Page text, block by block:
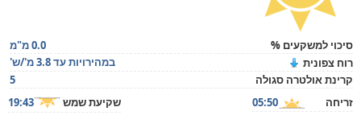
סיכוי למשקעים %
0.0 מ"מ
רוח צפונית
במהירויות עד 3.8 מ'/ש'
קרינת אולטרה סגולה
5
זריחה
05:50 שקיעת שמש 19:43